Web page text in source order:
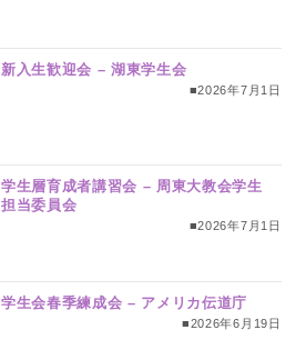
新入生歓迎会 – 湖東学生会
■2026年7月1日
学生層育成者講習会 – 周東大教会学生
担当委員会
■2026年7月1日
学生会春季練成会 – アメリカ伝道庁
■2026年6月19日